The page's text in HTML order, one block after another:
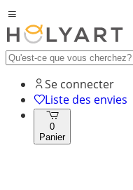
Se connecter
Liste des envies
0
Panier